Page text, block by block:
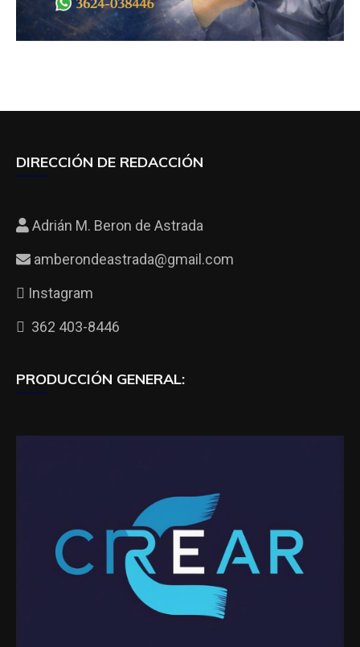
DIRECCIÓN DE REDACCIÓN
Adrián M. Beron de Astrada
amberondeastrada@gmail.com
Instagram
362 403-8446
PRODUCCIÓN GENERAL: